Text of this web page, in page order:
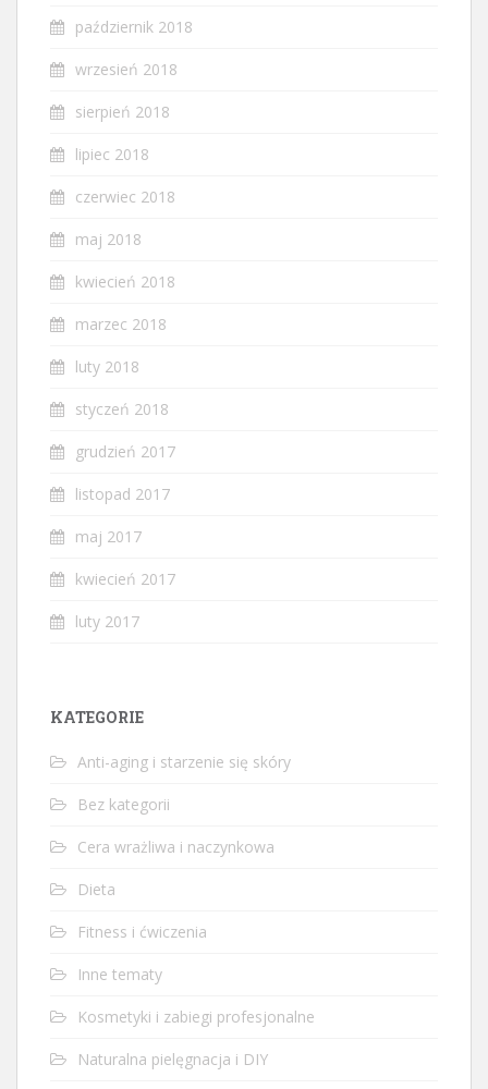
październik 2018
wrzesień 2018
sierpień 2018
lipiec 2018
czerwiec 2018
maj 2018
kwiecień 2018
marzec 2018
luty 2018
styczeń 2018
grudzień 2017
listopad 2017
maj 2017
kwiecień 2017
luty 2017
KATEGORIE
Anti-aging i starzenie się skóry
Bez kategorii
Cera wrażliwa i naczynkowa
Dieta
Fitness i ćwiczenia
Inne tematy
Kosmetyki i zabiegi profesjonalne
Naturalna pielęgnacja i DIY